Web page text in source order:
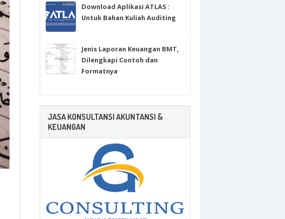
Download Aplikasi ATLAS :
Untuk Bahan Kuliah Auditing
Jenis Laporan Keuangan BMT,
Dilengkapi Contoh dan
Formatnya
JASA KONSULTANSI AKUNTANSI &
KEUANGAN